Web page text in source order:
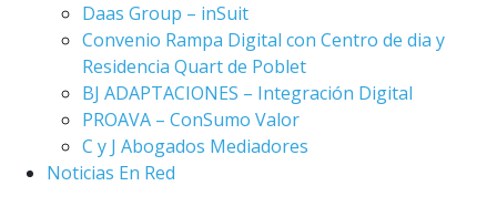
Daas Group – inSuit
Convenio Rampa Digital con Centro de dia y
Residencia Quart de Poblet
BJ ADAPTACIONES – Integración Digital
PROAVA – ConSumo Valor
C y J Abogados Mediadores
Noticias En Red